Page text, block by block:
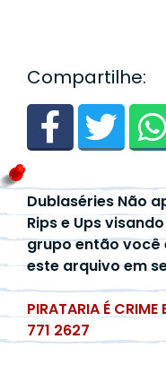
Compartilhe:
Dublaséries Não
Rips e Ups
grupo então você
este arquivo em
PIRATARIA É
771 2627